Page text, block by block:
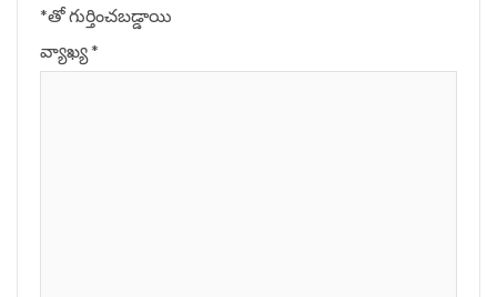
*‌తో గుర్తించబడ్డాయి
వ్యాఖ్య*